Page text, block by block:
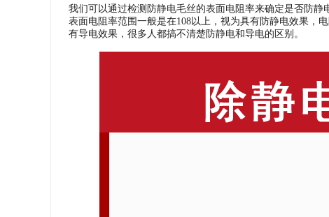
我们可以通过检测防静电毛丝的表面电阻率来确定是否防静
表面电阻率范围一般是在108以上，视为具有防静电效果，
有导电效果，很多人都搞不清楚防静电和导电的区别。